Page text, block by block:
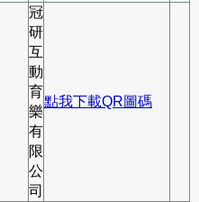
冠
研
互
動
育
樂
有
限
公
司
點我下載QR圖碼